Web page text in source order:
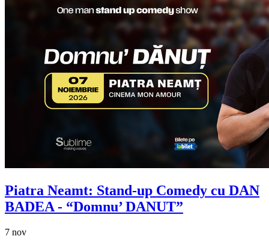
Piatra Neamt: Stand-up Comedy cu DAN
BADEA - “Domnu’ DANUT”
7 nov